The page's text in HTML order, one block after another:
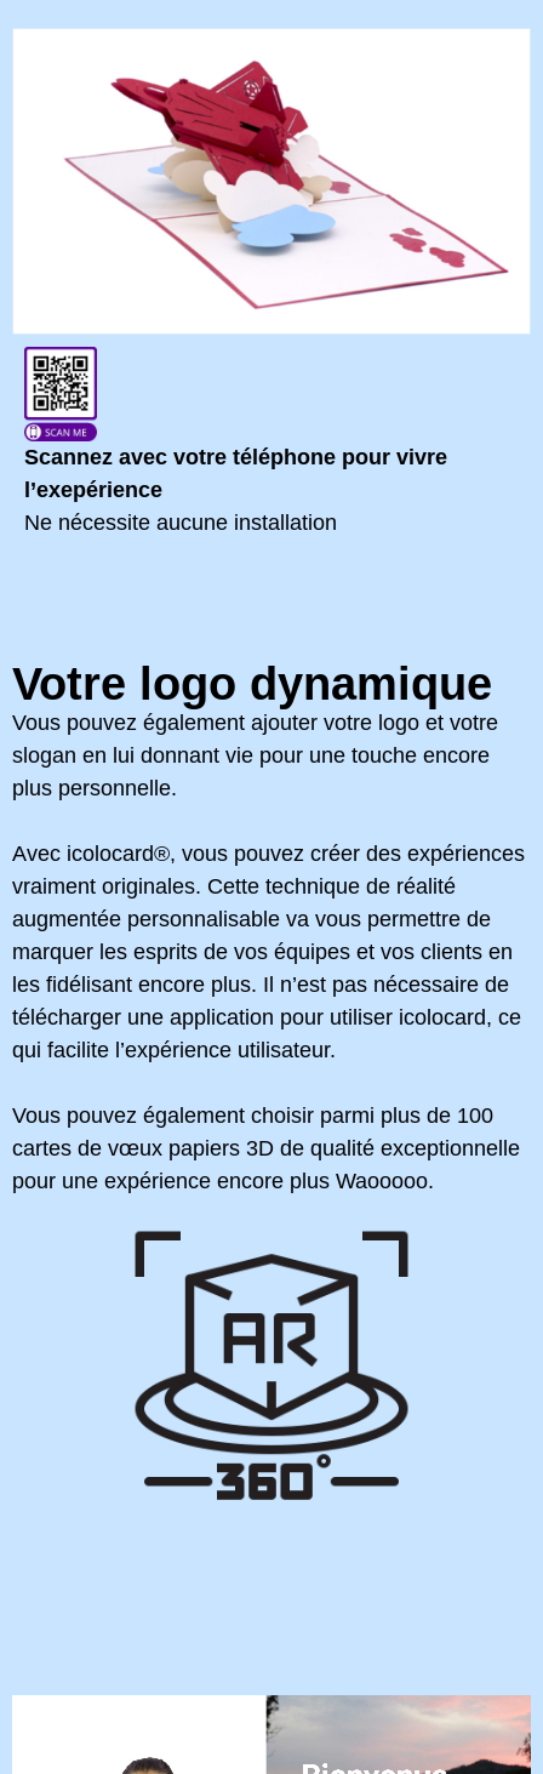
Scannez avec votre téléphone pour vivre
l’exepérience
Ne nécessite aucune installation
Votre logo dynamique
Vous pouvez également ajouter votre logo et votre
slogan en lui donnant vie pour une touche encore
plus personnelle.
Avec icolocard®, vous pouvez créer des expériences
vraiment originales. Cette technique de réalité
augmentée personnalisable va vous permettre de
marquer les esprits de vos équipes et vos clients en
les fidélisant encore plus. Il n’est pas nécessaire de
télécharger une application pour utiliser icolocard, ce
qui facilite l’expérience utilisateur.
Vous pouvez également choisir parmi plus de 100
cartes de vœux papiers 3D de qualité exceptionnelle
pour une expérience encore plus Waooooo.